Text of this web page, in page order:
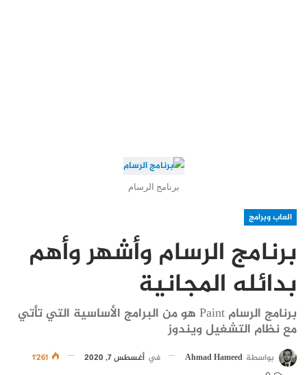
برنامج الرسام
العاب وبرامج
برنامج الرسام وأشهر وأهم
بدائله المجانية
برنامج الرسام Paint هو من البرامج الأساسية التي تأتي
مع نظام التشغيل ويندوز
بواسطة Ahmad Hameed في أغسطس 7, 2020